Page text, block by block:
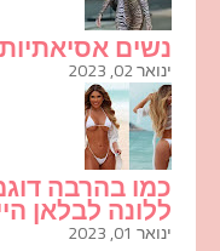
נשים
ינואר 02, 2023
כמו בהרבה
ללונה לבלאן
ינואר 01, 2023